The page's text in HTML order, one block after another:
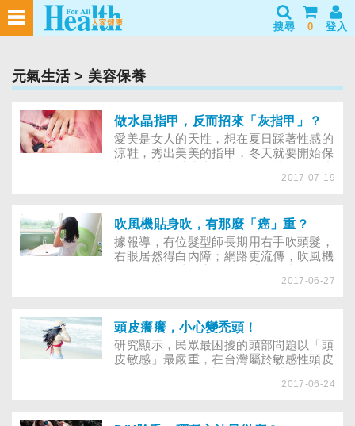
搜尋 0 登入
元氣生活 > 美容保養
做水晶指甲，反而招來「灰指甲」？
愛美是女人的天性，想在夏日踩著性感的
涼鞋，秀出美美的指甲，冬天就要開始保
心俗稱「臭甲」的灰指甲上身，到底灰指
娟每週去SPA中心按摩兩次，一直維持姣
好身材和光滑皮膚的她，卻不小心染上灰
指甲，指甲變得灰黃、變形，讓她非常困
擾。據報導，灰指甲不再是男性專利，隨
著水晶指甲、健身房、SPA的流行，年輕
炎，慘遭「截趾」命運。
2017-07-19
吹風機貼身吹，有那麼「癌」重？
據報導，有位髮型師長期用右手吹頭髮，
右眼居然得白內障；網路更流傳，吹風機
的家庭小幫手，成了危害健康的隱形殺
吹風機，才能兼顧美麗和健康，5大吹風
機迷思你不可不知。
2017-06-27
頭皮癢癢，小心變禿頭！
研究顯示，民眾最困擾的頭部問題以「頭
皮敏感」最嚴重，在台灣屬於敏感性頭皮
人易導致頭皮發炎，嚴重時還可能造成禿
2017-06-24